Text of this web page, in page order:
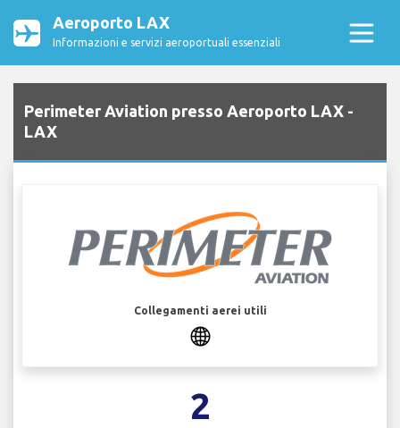
Aeroporto LAX
Informazioni e servizi aeroportuali essenziali
Perimeter Aviation presso Aeroporto LAX -
LAX
Collegamenti aerei utili
2